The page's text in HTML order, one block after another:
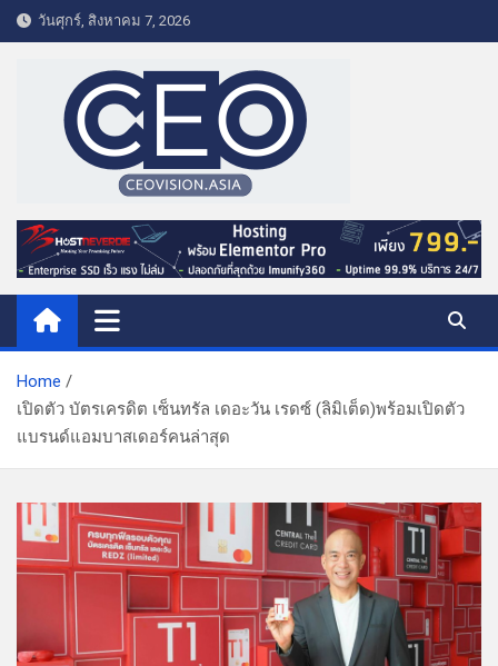
k
e
t
วันศุกร์, สิงหาคม 7, 2026
CEO VISION.ASIA
Business & Lifestyle
Home
เปิดตัว บัตรเครดิต เซ็นทรัล เดอะวัน เรดซ์ (ลิมิเต็ด)พร้อมเปิดตัว
แบรนด์แอมบาสเดอร์คนล่าสุด